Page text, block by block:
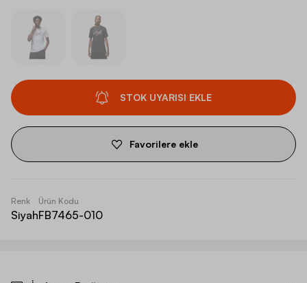
STOK UYARISI EKLE
Favorilere ekle
Renk
Siyah
Ürün Kodu
FB7465-010